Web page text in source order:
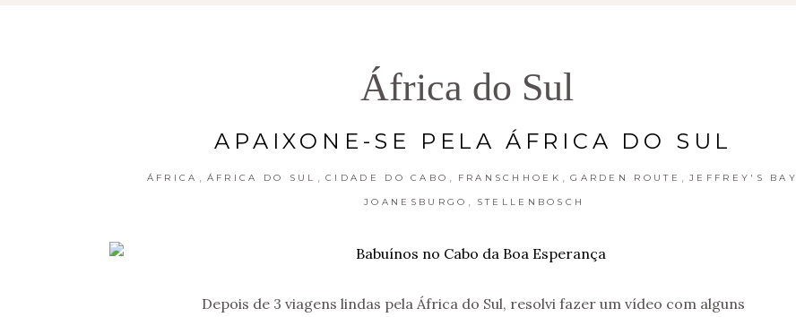
África do Sul
APAIXONE-SE PELA ÁFRICA DO SUL
ÁFRICA ÁFRICA DO SUL CIDADE DO CABO FRANSCHHOEK GARDEN ROUTE JEFFREY'S BAY
JOANESBURGO STELLENBOSCH
Depois de 3 viagens lindas pela África do Sul, resolvi fazer um vídeo com alguns